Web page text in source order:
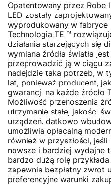
Opatentowany przez Robe
LED zostały
wyprodukowany w fabryce
Technologia TE ™
działania starzejących się
wymiana źródła światła
przeprowadzić ją w ciągu
nadejdzie taka potrzeb, w
lat, ponieważ producent,
gwarancji na każde źródło
Możliwość przenoszenia
utrzymanie stałej jakości
urządzeń. datkowo
umożliwia opłacalną
również w przyszłości,
nowsze i bardziej wydajne
bardzo dużą rolę
zapewnia bezpłatny zwrot
preferencyjne warunki